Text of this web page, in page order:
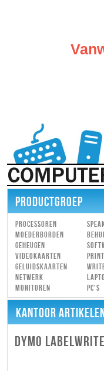
PRODUCTGROEP
Processoren
Moederborden
Geheugen
Videokaarten
Geluidskaarten
Netwerk
Monitoren
PC's
KANTOOR
DYMO